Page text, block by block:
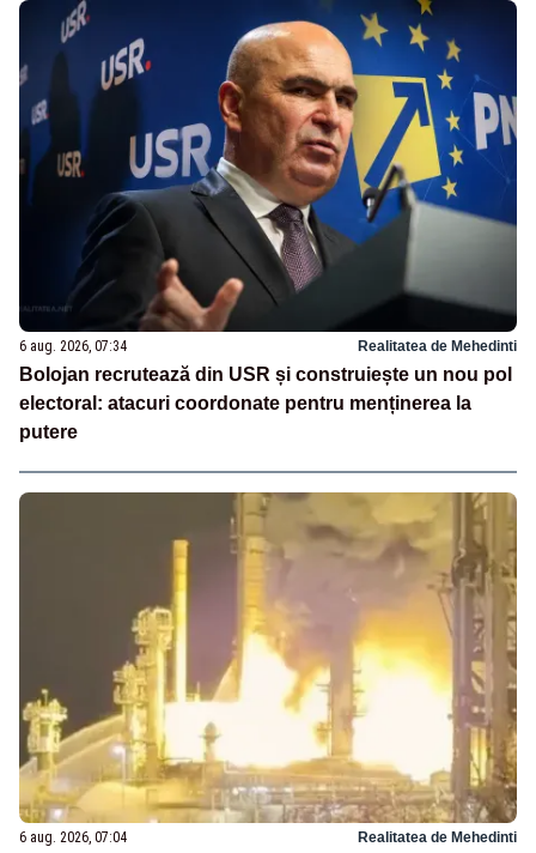
6 aug. 2026, 07:34 Realitatea de Mehedinti
Bolojan recrutează din USR și construiește un nou pol
electoral: atacuri coordonate pentru menținerea la
putere
6 aug. 2026, 07:04 Realitatea de Mehedinti